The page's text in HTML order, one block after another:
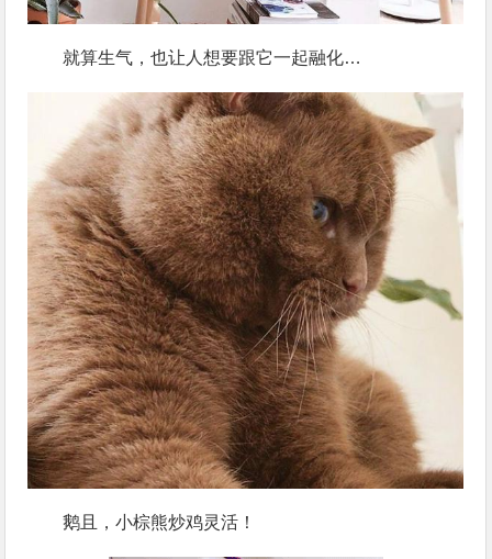
就算生气，也让人想要跟它一起融化…
鹅且，小棕熊炒鸡灵活！